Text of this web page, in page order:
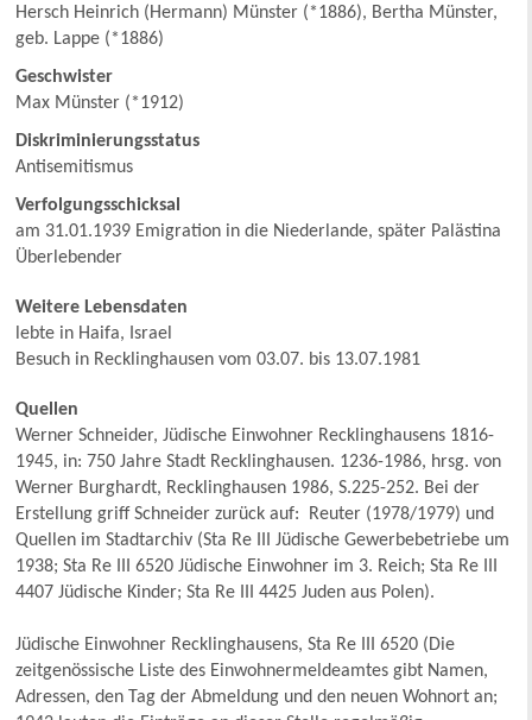
Hersch Heinrich (Hermann) Münster (*1886), Bertha Münster,
geb. Lappe (*1886)
Geschwister
Max Münster (*1912)
Diskriminierungsstatus
Antisemitismus
Verfolgungsschicksal
am 31.01.1939 Emigration in die Niederlande, später Palästina
Überlebender
Weitere Lebensdaten
lebte in Haifa, Israel
Besuch in Recklinghausen vom 03.07. bis 13.07.1981
Quellen
Werner Schneider, Jüdische Einwohner Recklinghausens 1816-
1945, in: 750 Jahre Stadt Recklinghausen. 1236-1986, hrsg. von
Werner Burghardt, Recklinghausen 1986, S.225-252. Bei der
Erstellung griff Schneider zurück auf: Reuter (1978/1979) und
Quellen im Stadtarchiv (Sta Re III Jüdische Gewerbebetriebe um
1938; Sta Re III 6520 Jüdische Einwohner im 3. Reich; Sta Re III
4407 Jüdische Kinder; Sta Re III 4425 Juden aus Polen).
Jüdische Einwohner Recklinghausens, Sta Re III 6520 (Die
zeitgenössische Liste des Einwohnermeldeamtes gibt Namen,
Adressen, den Tag der Abmeldung und den neuen Wohnort an;